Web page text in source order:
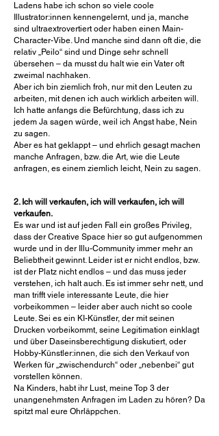
Ladens habe ich schon so viele coole
Illustrator:innen kennengelernt, und ja, manche
sind ultraextrovertiert oder haben einen Main-
Character-Vibe. Und manche sind dann oft die, die
relativ „Peilo“ sind und Dinge sehr schnell
übersehen – da musst du halt wie ein Vater oft
zweimal nachhaken.
Aber ich bin ziemlich froh, nur mit den Leuten zu
arbeiten, mit denen ich auch wirklich arbeiten will.
Ich hatte anfangs die Befürchtung, dass ich zu
jedem Ja sagen würde, weil ich Angst habe, Nein
zu sagen.
Aber es hat geklappt – und ehrlich gesagt machen
manche Anfragen, bzw. die Art, wie die Leute
anfragen, es einem ziemlich leicht, Nein zu sagen.
2. Ich will verkaufen, ich will verkaufen, ich will
verkaufen.
Es war und ist auf jeden Fall ein großes Privileg,
dass der Creative Space hier so gut aufgenommen
wurde und in der Illu-Community immer mehr an
Beliebtheit gewinnt. Leider ist er nicht endlos, bzw.
ist der Platz nicht endlos – und das muss jeder
verstehen, ich halt auch. Es ist immer sehr nett, und
man trifft viele interessante Leute, die hier
vorbeikommen – leider aber auch nicht so coole
Leute. Sei es ein KI-Künstler, der mit seinen
Drucken vorbeikommt, seine Legitimation einklagt
und über Daseinsberechtigung diskutiert, oder
Hobby-Künstler:innen, die sich den Verkauf von
Werken für „zwischendurch“ oder „nebenbei“ gut
vorstellen können.
Na Kinders, habt ihr Lust, meine Top 3 der
unangenehmsten Anfragen im Laden zu hören? Da
spitzt mal eure Ohrläppchen.